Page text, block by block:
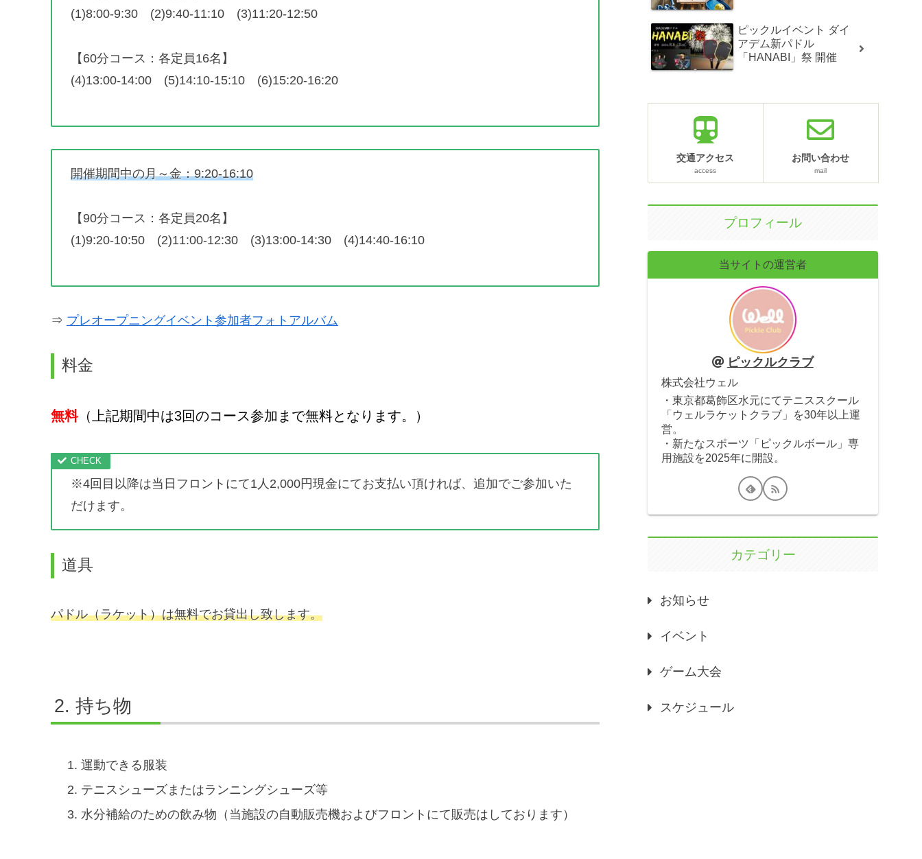
(1)8:00-9:30 (2)9:40-11:10 (3)11:20-12:50
【60分コース：各定員16名】
(4)13:00-14:00 (5)14:10-15:10 (6)15:20-16:20
開催期間中の月～金：9:20-16:10
【90分コース：各定員20名】
(1)9:20-10:50 (2)11:00-12:30 (3)13:00-14:30 (4)14:40-16:10
⇒ プレオープニングイベント参加者フォトアルバム
料金
無料（上記期間中は3回のコース参加まで無料となります。）
※4回目以降は当日フロントにて1人2,000円現金にてお支払い頂ければ、追加でご参加いた
だけます。
道具
パドル（ラケット）は無料でお貸出し致します。
持ち物
運動できる服装
テニスシューズまたはランニングシューズ等
水分補給のための飲み物（当施設の自動販売機およびフロントにて販売はしております）
ピックルイベント ダイ
アデム新パドル
「HANABI」祭 開催
交通アクセス
access
お問い合わせ
mail
プロフィール
当サイトの運営者
ピックルクラブ
株式会社ウェル
・東京都葛飾区水元にてテニススクール
「ウェルラケットクラブ」を30年以上運
営。
・新たなスポーツ「ピックルボール」専
用施設を2025年に開設。
カテゴリー
お知らせ
イベント
ゲーム大会
スケジュール